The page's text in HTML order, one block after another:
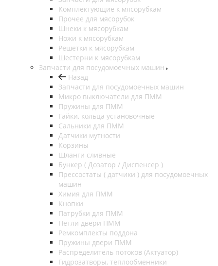
Комплектующие к мясорубкам
Прочее для мясорубок
Шнеки к мясорубкам
Ножи к мясорубкам
Решетки к мясорубкам
Шестерни к мясорубкам
Запчасти для посудомоечных машин
Назад
Запчасти для посудомоечных машин
Микро выключатели для ПММ
Пружины для ПММ
Гайки, кольца установочные
Сальники для ПММ
Датчики мутности
Корзины
Шланги сливные
Бункер ( Дозатор / Диспенсер )
Прессостаты ( датчики ) для посудомоечных
машин
Химия для ПММ
Кнопки
Патрубки для ПММ
Петли двери ПММ
Ремкомплекты поддона
Пружины двери ПММ
Распределитель потоков (Актуатор)
Гидрозатворы, теплообменники